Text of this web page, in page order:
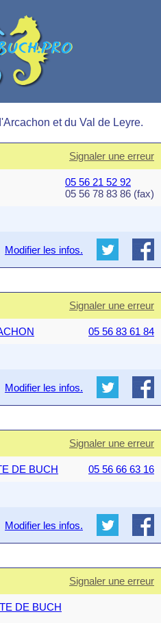
et du Val de Leyre.
Signaler une erreur
05 56 21 52 92
05 56 78 83 86 (fax)
Modifier les infos.
Signaler une erreur
05 56 83 61 84
Modifier les infos.
Signaler une erreur
DE BUCH 05 56 66 63 16
Modifier les infos.
Signaler une erreur
DE BUCH